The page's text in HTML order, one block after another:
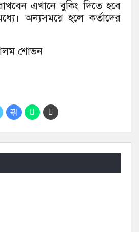
এখানে বুকিং দিতে হবে
অন্যসময়ে হলে কর্তাদের
শোভন